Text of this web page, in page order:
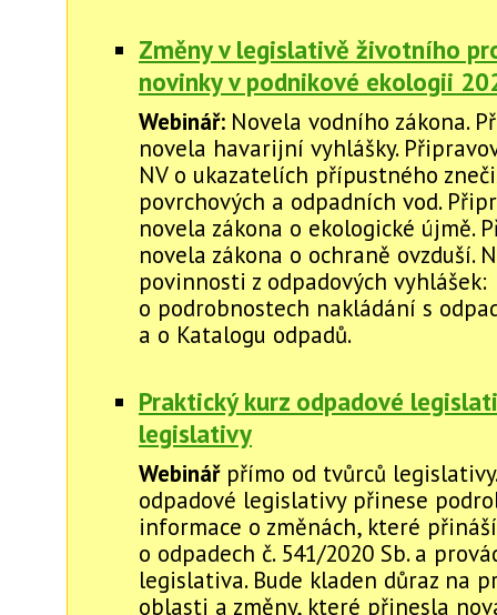
Změny v legislativě životního
novinky v podnikové ekologii
Webinář: Novela vodního zákona.
novela havarijní vyhlášky.
NV o ukazatelích přípustného
povrchových a odpadních vod.
novela zákona o ekologické újmě.
novela zákona o ochraně ovzduší.
povinnosti z odpadových vyhlášek:
o podrobnostech nakládání s
a o Katalogu odpadů.
Praktický kurz odpadové
legislativy
Webinářpřímo od tvůrců
odpadové legislativy přinese
informace o změnách, které
o odpadech č. 541/2020 Sb. a
legislativa. Bude kladen důraz na
oblasti a změny, které přinesla